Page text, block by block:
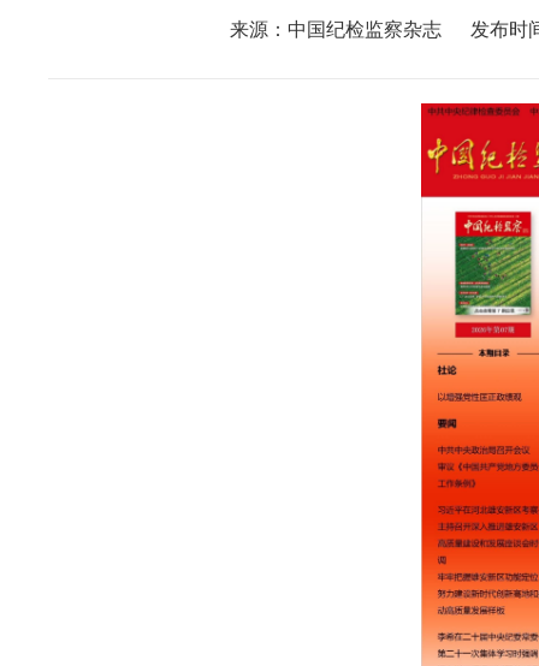
来源： 中国纪检监察杂志 发布时